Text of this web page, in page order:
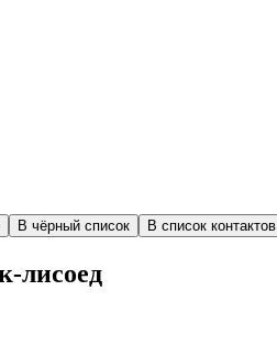
В чёрный список В список контактов
лисоед